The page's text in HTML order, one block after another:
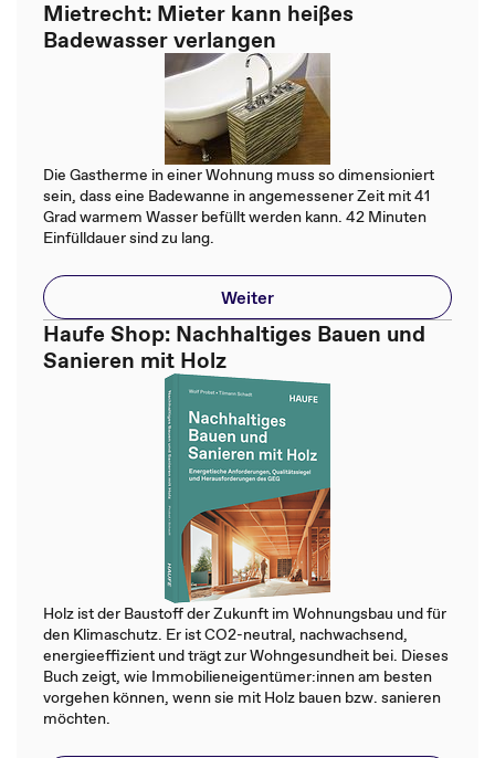
Mietrecht: Mieter kann heißes
Badewasser verlangen
Die Gastherme in einer Wohnung muss so dimensioniert
sein, dass eine Badewanne in angemessener Zeit mit 41
Grad warmem Wasser befüllt werden kann. 42 Minuten
Einfülldauer sind zu lang.
Weiter
Haufe Shop: Nachhaltiges Bauen und
Sanieren mit Holz
Holz ist der Baustoff der Zukunft im Wohnungsbau und für
den Klimaschutz. Er ist CO2-neutral, nachwachsend,
energieeffizient und trägt zur Wohngesundheit bei. Dieses
Buch zeigt, wie Immobilieneigentümer:innen am besten
vorgehen können, wenn sie mit Holz bauen bzw. sanieren
möchten.